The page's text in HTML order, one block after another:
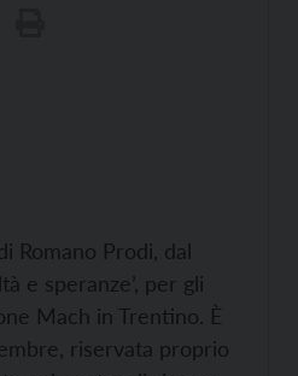
Romano Prodi, dal
e speranze’, per gli
Mach in Trentino. È
riservata proprio